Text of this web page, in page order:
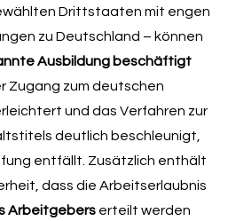
Drittstaaten mit engen
zu Deutschland – können
Ausbildung beschäftigt
Zugang zum deutschen
und das Verfahren zur
deutlich beschleunigt,
entfällt. Zusätzlich enthält
dass die Arbeitserlaubnis
Arbeitgeberserteilt werden